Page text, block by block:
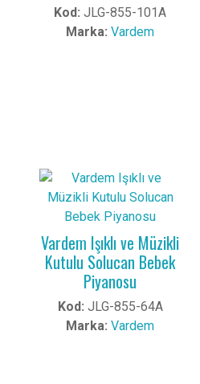
Kod: JLG-855-101A
Marka: Vardem
Vardem Işıklı ve Müzikli
Kutulu Solucan Bebek
Piyanosu
Kod: JLG-855-64A
Marka: Vardem